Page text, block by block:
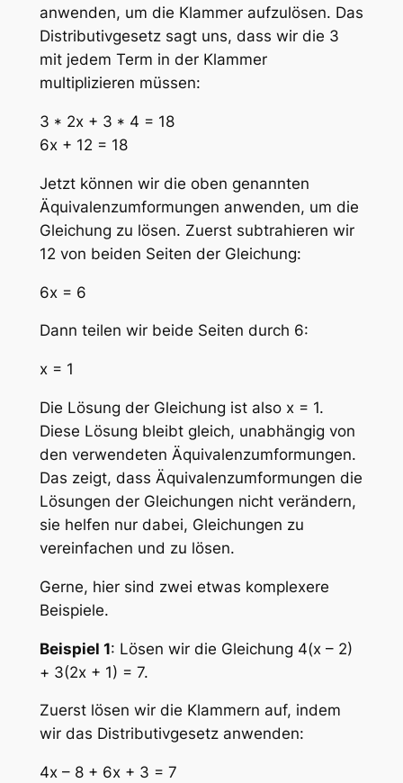
anwenden, um die Klammer aufzulösen. Das
Distributivgesetz sagt uns, dass wir die 3
mit jedem Term in der Klammer
multiplizieren müssen:
3 * 2x + 3 * 4 = 18
6x + 12 = 18
Jetzt können wir die oben genannten
Äquivalenzumformungen anwenden, um die
Gleichung zu lösen. Zuerst subtrahieren wir
12 von beiden Seiten der Gleichung:
6x = 6
Dann teilen wir beide Seiten durch 6:
x = 1
Die Lösung der Gleichung ist also x = 1.
Diese Lösung bleibt gleich, unabhängig von
den verwendeten Äquivalenzumformungen.
Das zeigt, dass Äquivalenzumformungen die
Lösungen der Gleichungen nicht verändern,
sie helfen nur dabei, Gleichungen zu
vereinfachen und zu lösen.
Gerne, hier sind zwei etwas komplexere
Beispiele.
Beispiel 1: Lösen wir die Gleichung 4(x – 2)
+ 3(2x + 1) = 7.
Zuerst lösen wir die Klammern auf, indem
wir das Distributivgesetz anwenden:
4x – 8 + 6x + 3 = 7